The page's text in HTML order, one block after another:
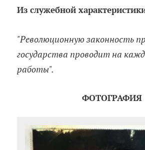
Из служебной
"Революционную законность
государства проводит на
работы".
ФОТОГРАФИЯ